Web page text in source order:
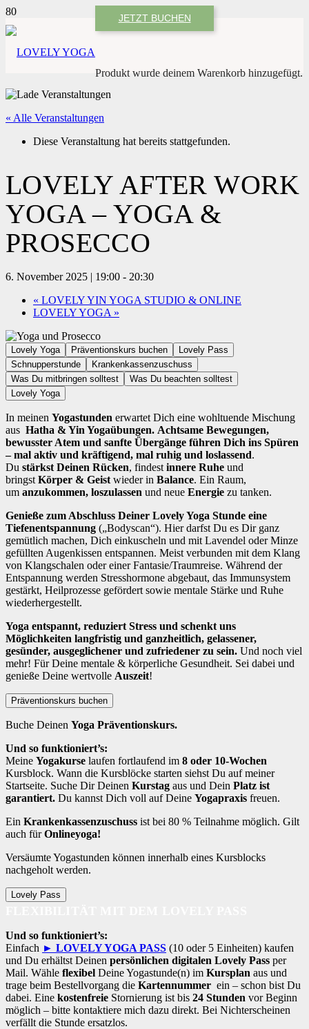
JETZT BUCHEN
Produkt wurde deinem Warenkorb hinzugefügt.
« Alle Veranstaltungen
Diese Veranstaltung hat bereits stattgefunden.
LOVELY AFTER WORK
YOGA – YOGA &
PROSECCO
6. November 2025 | 19:00 - 20:30
« LOVELY YIN YOGA STUDIO & ONLINE
LOVELY YOGA »
Lovely Yoga Präventionskurs buchen
Lovely Pass
Schnupperstunde
Krankenkassenzuschuss
Was Du mitbringen solltest
Was Du beachten solltest
Lovely Yoga
In meinen Yogastunden erwartet Dich eine wohltuende Mischung
aus Hatha & Yin Yogaübungen. Achtsame Bewegungen,
bewusster Atem und sanfte Übergänge führen Dich ins Spüren
– mal aktiv und kräftigend, mal ruhig und loslassend.
Du stärkst Deinen Rücken, findest innere Ruhe und
bringst Körper & Geist wieder in Balance. Ein Raum,
um anzukommen, loszulassen und neue Energie zu tanken.
Genieße zum Abschluss Deiner Lovely Yoga Stunde eine
Tiefenentspannung („Bodyscan“). Hier darfst Du es Dir ganz
gemütlich machen, Dich einkuscheln und mit Lavendel oder Minze
gefüllten Augenkissen entspannen. Meist verbunden mit dem Klang
von Klangschalen oder einer Fantasie/Traumreise. Während der
Entspannung werden Stresshormone abgebaut, das Immunsystem
gestärkt, Heilprozesse gefördert sowie mentale Stärke und Ruhe
wiederhergestellt.
Yoga entspannt, reduziert Stress und schenkt uns
Möglichkeiten langfristig und ganzheitlich, gelassener,
gesünder, ausgeglichener und zufriedener zu sein. Und noch viel
mehr! Für Deine mentale & körperliche Gesundheit. Sei dabei und
genieße Deine wertvolle Auszeit!
Präventionskurs buchen
Buche Deinen Yoga Präventionskurs.
Und so funktioniert’s:
Meine Yogakurse laufen fortlaufend im 8 oder 10-Wochen
Kursblock. Wann die Kursblöcke starten siehst Du auf meiner
Startseite. Suche Dir Deinen Kurstag aus und Dein Platz ist
garantiert. Du kannst Dich voll auf Deine Yogapraxis freuen.
Ein Krankenkassenzuschuss ist bei 80 % Teilnahme möglich. Gilt
auch fürOnlineyoga!
Versäumte Yogastunden können innerhalb eines Kursblocks
nachgeholt werden.
Lovely Pass
Und so funktioniert’s:
Einfach ► LOVELY YOGA PASS (10 oder 5 Einheiten) kaufen
und Du erhältst Deinen persönlichen digitalen Lovely Pass per
Mail. Wähle flexibel Deine Yogastunde(n) im Kursplan aus und
trage beim Bestellvorgang die Kartennummer ein – schon bist Du
dabei. Eine kostenfreie Stornierung ist bis 24 Stunden vor Beginn
möglich – bitte kontaktiere mich dazu direkt. Bei Nichterscheinen
verfällt die Stunde ersatzlos.